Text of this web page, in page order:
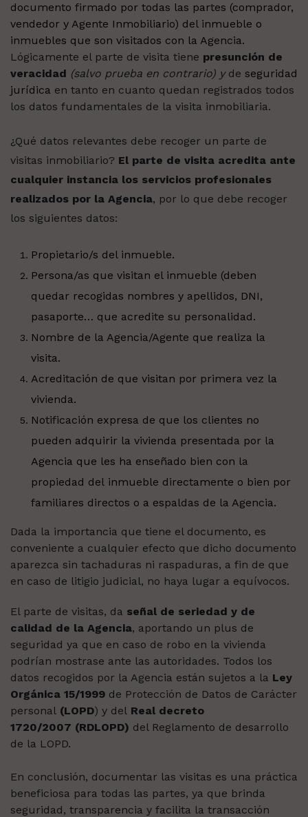
documento firmado por todas las partes (comprador,
vendedor y Agente Inmobiliario) del inmueble o
inmuebles que son visitados con la Agencia.
Lógicamente el parte de visita tiene presunción de
veracidad (salvo prueba en contrario) y de seguridad
jurídica en tanto en cuanto quedan registrados todos
los datos fundamentales de la visita inmobiliaria.
¿Qué datos relevantes debe recoger un parte de
visitas inmobiliario? El parte de visita acredita ante
cualquier instancia los servicios profesionales
realizados por la Agencia, por lo que debe recoger
los siguientes datos:
Propietario/s del inmueble.
Persona/as que visitan el inmueble (deben
quedar recogidas nombres y apellidos, DNI,
pasaporte… que acredite su personalidad.
Nombre de la Agencia/Agente que realiza la
visita.
Acreditación de que visitan por primera vez la
vivienda.
Notificación expresa de que los clientes no
pueden adquirir la vivienda presentada por la
Agencia que les ha enseñado bien con la
propiedad del inmueble directamente o bien por
familiares directos o a espaldas de la Agencia.
Dada la importancia que tiene el documento, es
conveniente a cualquier efecto que dicho documento
aparezca sin tachaduras ni raspaduras, a fin de que
en caso de litigio judicial, no haya lugar a equívocos.
El parte de visitas, da señal de seriedad y de
calidad de la Agencia, aportando un plus de
seguridad ya que en caso de robo en la vivienda
podrían mostrase ante las autoridades. Todos los
datos recogidos por la Agencia están sujetos a la Ley
Orgánica 15/1999 de Protección de Datos de Carácter
personal (LOPD) y del Real decreto
1720/2007 (RDLOPD) del Reglamento de desarrollo
de la LOPD.
En conclusión, documentar las visitas es una práctica
beneficiosa para todas las partes, ya que brinda
seguridad, transparencia y facilita la transacción